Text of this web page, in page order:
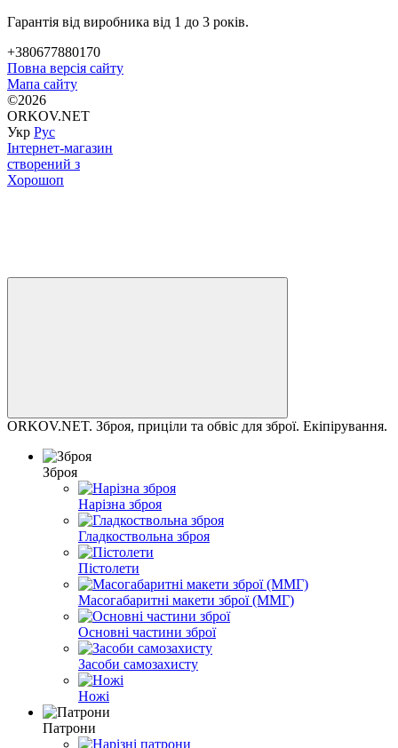
Гарантія від виробника від 1 до 3 років.
+380677880170
Повна версія сайту
Мапа сайту
©2026
ORKOV.NET
Укр Рус
Інтернет-магазин
створений з
Хорошоп
ORKOV.NET. Зброя, приціли та обвіс для зброї. Екіпірування.
Зброя
Нарізна зброя
Гладкоствольна зброя
Пістолети
Масогабаритні макети зброї (ММГ)
Основні частини зброї
Засоби самозахисту
Ножі
Патрони